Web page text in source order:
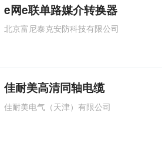
e网e联单路媒介转换器
北京富尼泰克安防科技有限公司
佳耐美高清同轴电缆
佳耐美电气（天津）有限公司